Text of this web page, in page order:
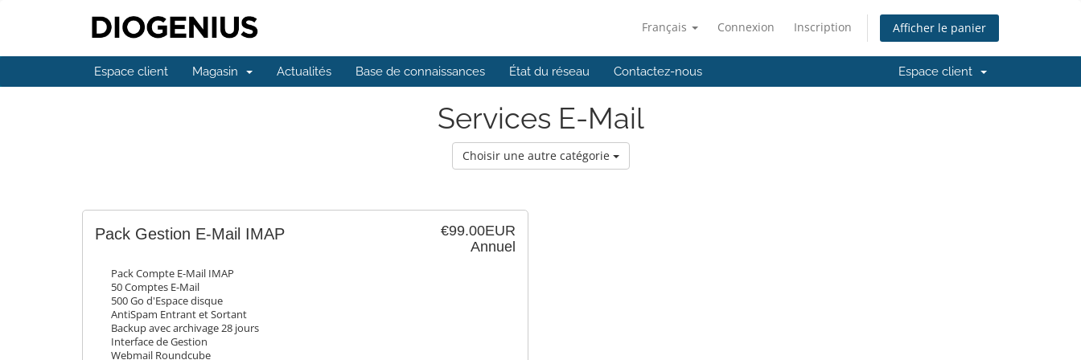
Français Connexion Inscription Afficher le panier
Espace client Magasin Actualités Base de connaissances État du réseau Contactez-nous Espace client
Services E-Mail
Choisir une autre catégorie
€99.00EUR
Annuel
Pack Gestion E-Mail IMAP
Pack Compte E-Mail IMAP
50 Comptes E-Mail
500 Go d'Espace disque
AntiSpam Entrant et Sortant
Backup avec archivage 28 jours
Interface de Gestion
Webmail Roundcube